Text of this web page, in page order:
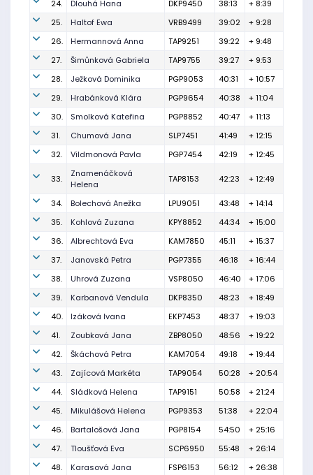
24. Dlouhá Hana DKP9450 38:13
+ 8:39
25.
Haltof Ewa VRB9499 39:02
+ 9:28
26.
Hermannová Anna TAP9251 39:22
+ 9:48
27.
Šimůnková Gabriela TAP9755 39:27
+ 9:53
28.
Ježková Dominika PGP9053 40:31
+ 10:57
29.
Hrabánková Klára PGP9654 40:38
+ 11:04
30.
Smolková Kateřina PGP8852 40:47
+ 11:13
31.
Chumová Jana SLP7451 41:49
+ 12:15
32.
Vildmonová Pavla PGP7454 42:19 + 12:45
33.
Znamenáčková
Helena
TAP8153 42:23 + 12:49
34. Bolechová Anežka LPU9051 43:48
+ 14:14
35.
Kohlová Zuzana KPY8852 44:34
+ 15:00
36.
Albrechtová Eva KAM7850 45:11
+ 15:37
37.
Janovská Petra PGP7355 46:18
+ 16:44
38.
Uhrová Zuzana VSP8050 46:40
+ 17:06
39.
Karbanová Vendula DKP8350 48:23
+ 18:49
40.
Izáková Ivana EKP7453 48:37
+ 19:03
41.
Zoubková Jana ZBP8050 48:56
+ 19:22
42.
Škáchová Petra KAM7054 49:18
+ 19:44
43.
Zajícová Markéta TAP9054 50:28
+ 20:54
44.
Sládková Helena TAP9151 50:58
+ 21:24
45.
Mikulášová Helena PGP9353 51:38
+ 22:04
46.
Bartalošová Jana PGP8154 54:50
+ 25:16
47.
Tloušťová Eva SCP6950 55:48
+ 26:14
48.
Karasová Jana FSP6153 56:12
+ 26:38